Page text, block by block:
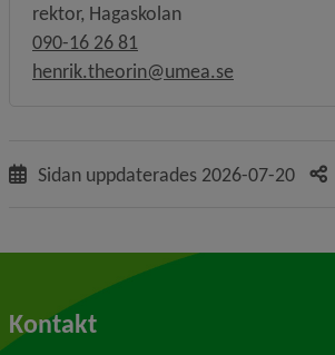
rektor, Hagaskolan
090-16 26 81
henrik.theorin@umea.se
Sidan uppdaterades 2026-07-20
Kontakt